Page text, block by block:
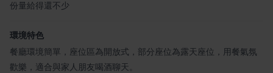
份量給得還不少
環境特色
餐廳環境簡單，座位區為開放式，部分座位為露天座位，用餐氣氛
歡樂，適合與家人朋友喝酒聊天。